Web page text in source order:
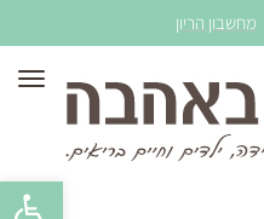
מחשבון הריון
פתח